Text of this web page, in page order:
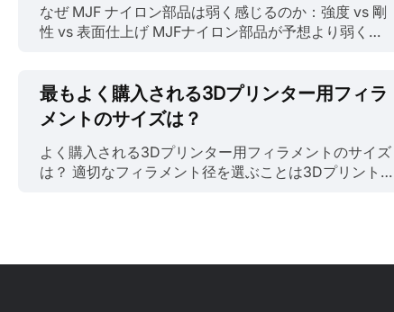
使えるのでしょうか？本記事では、PLAの食品安全性
と注意点について解説します。 関連記事:
安全とされており、アメリカ食品医薬品局（FDA）か
ら食品接触用途での承認を受けています。推奨ガイド
ラインに従って使用すれば、PLAで食品を安全に保
管・保持できるということです。 ただし、以下の点に
も注意が必要です。 1. 温度の考慮 PLAは従来のプラス
なぜ MJF ナイロン部品は弱く感じるのか：強度 vs 剛
性 vs 表面仕上げ MJFナイロン部品が予想より弱く感
曖昧な概念としてひとくくりにされているためです。
これらは同じものではありません。部品は剛性が高く
ても脆い場合があり、強くても見た目が粗い場合や、
滑らかでも機械的に平凡な場合があります。 これらの
特性がMulti Jet Fusionで実際にどう振る舞い、異なる
なります。 MJFでよく使われるナイロン材料 MJFはナ
最もよく購入される3Dプリンター用フィラ
メントのサイズは？
よく購入される3Dプリンター用フィラメントのサイズ
は？ 適切なフィラメント径を選ぶことは3Dプリント